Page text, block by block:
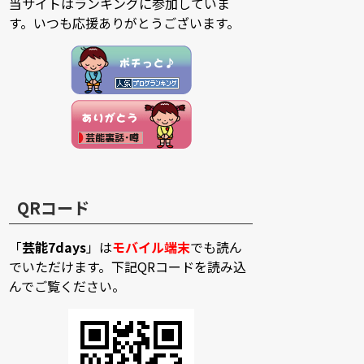
す。いつも応援ありがとうございます。
QRコード
「芸能7days」はモバイル端末でも読ん
でいただけます。下記QRコードを読み込
んでご覧ください。